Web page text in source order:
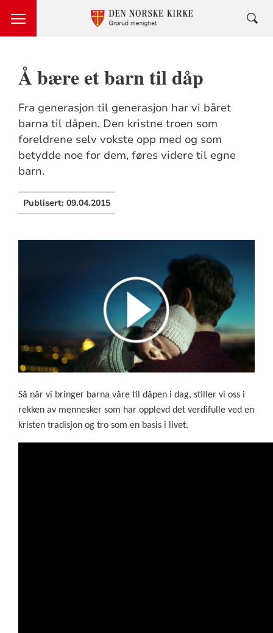
Å bære et barn til dåp
Fra generasjon til generasjon har vi båret
barna til dåpen. Den kristne troen som
foreldrene selv vokste opp med og som
betydde noe for dem, føres videre til egne
barn.
Publisert: 09.04.2015
Så når vi bringer barna våre til dåpen i dag, stiller vi oss i
rekken av mennesker som har opplevd det verdifulle ved en
kristen tradisjon og tro som en basis i livet.